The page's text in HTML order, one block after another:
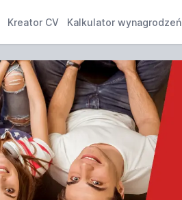
Kreator CV Kalkulator wynagrodzeń